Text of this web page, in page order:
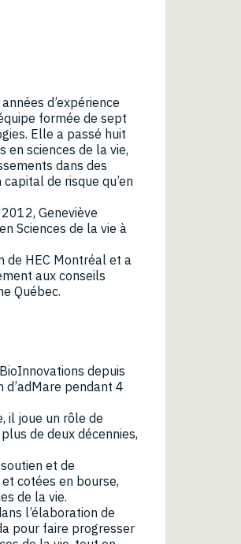
d’expérience
formée de sept
Elle a passé huit
en sciences de la vie,
dans des
de risque qu’en
Geneviève
Sciences de la vie à
de HEC Montréal et a
aux conseils
Québec.
depuis
d’adMare pendant 4
il joue un rôle de
de deux décennies,
et de
cotées en bourse,
de la vie.
l’élaboration de
pour faire progresser